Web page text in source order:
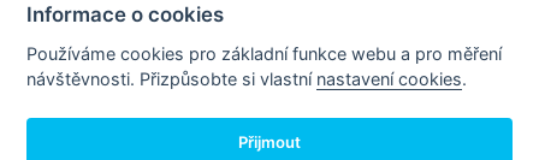
Contacts
We support
Leastex - order on-line
Informace o cookies
Používáme cookies pro základní funkce webu a pro měření
návštěvnosti. Přizpůsobte si vlastní nastavení cookies.
Přijmout